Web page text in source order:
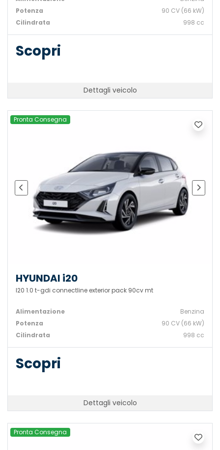
Potenza
90 CV (66 kW)
Cilindrata
998 cc
Scopri
Dettagli veicolo
Pronta Consegna
HYUNDAI i20
I20 1.0 t-gdi connectline exterior pack 90cv mt
Alimentazione
Benzina
Potenza
90 CV (66 kW)
Cilindrata
998 cc
Scopri
Dettagli veicolo
Pronta Consegna